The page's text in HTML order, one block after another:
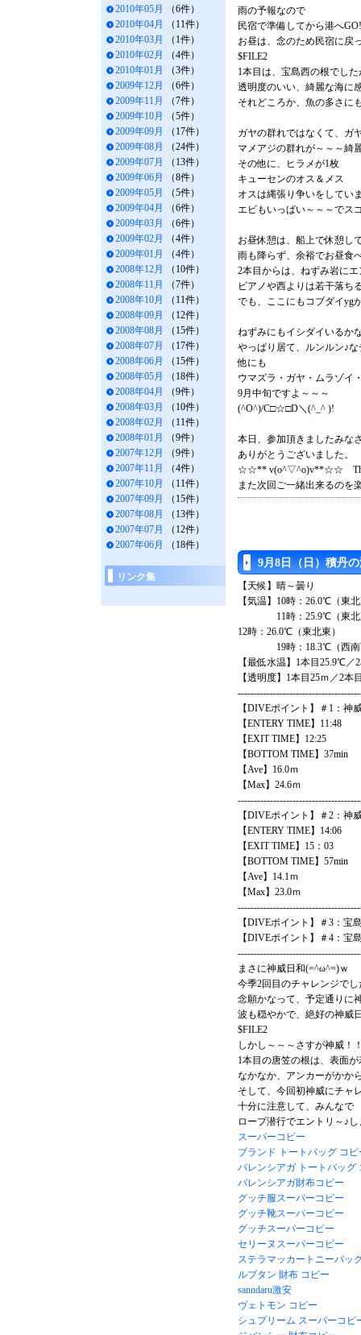
雨の予報なので
民宿で準備してから港へGO!
お昼は、念のため民宿に戻
$FILE2
1本目は、宝島西の根でした
透明度のいい、綺麗な海に
それどころか、魚の多さに
ガヤの群れではなくて、ガ
マメアジの群れが～～～綺
その他に、ヒラメが1枚
キューセンのオス＆メス
オスは縄張り争いをしてい
エビもいっぱい～～～でス
お昼休憩は、船上で休憩し
雨も降らず、余裕でお昼食
2本目からは、ねずみ岩に
ビアノや西よりは若干落ち
でも、ここにもコブダイyg
ねずみにもイシダイいるか
やっぱり居て、ルンルン♪
他にも
ウマズラ・ガヤ・ムラゾイ
9月中旬ですよ～～～
(^O^)/C□☆□D＼(^_^ )!
本日、参加頂きましたみな
ありがとうございました。
☆☆** v(o^▽^o)v**☆☆
また次回ご一緒出来るのを
9月8日（日）積丹
【天候】晴～曇り
【気温】10時：26.0℃（東
11時：25.9℃（東北
12時：26.0℃（東北東）
19時：18.3℃（西南
【最低水温】1本目25.9℃／
【透明度】1本目25ｍ／2本
【DIVEポイント】＃1：神
【ENTERY TIME】11:48
【EXIT TIME】12:25
【BOTTOM TIME】37min
【Ave】16.0ｍ
【Max】24.6ｍ
【DIVEポイント】＃2：神
【ENTERY TIME】14:06
【EXIT TIME】15：03
【BOTTOM TIME】57min
【Ave】14.1ｍ
【Max】23.0ｍ
【DIVEポイント】＃3：宝
【DIVEポイント】＃4：宝
まさに神威日和(=^ω^=)ｗ
今季2回目のチャレンジでし
念願かなって、予定通りに
波も穏やかで、絶好の神威
$FILE2
しかし～～～さすが神威！
1本目の唐笠の根は、表面
なかなか、アンカーがかか
そして、今回初神威にチャ
十分に注意して、みんなで
ロープ潜行でエントリ～♪
スーパーコピー
ブランド トートバッグ コピ
バレンシアガ トートバッグ
バレンシアガ財布コピー
グッチ服スーパーコピー
グッチ靴スーパーコピー
グッチスーパーコピー
セリーヌスーパーコピー
ステラマッカートニーバッ
ルブタン 財布 コピー
sanndaru激安
ヴェトモン コピー
シュプリーム スーパーコピ
2010年05月
（6件）
2010年04月
（11件）
2010年03月
（1件）
2010年02月
（4件）
2010年01月
（3件）
2009年12月
（6件）
2009年11月
（7件）
2009年10月
（5件）
2009年09月
（17件）
2009年08月
（24件）
2009年07月
（13件）
2009年06月
（8件）
2009年05月
（5件）
2009年04月
（6件）
2009年03月
（6件）
2009年02月
（4件）
2009年01月
（4件）
2008年12月
（10件）
2008年11月
（7件）
2008年10月
（11件）
2008年09月
（12件）
2008年08月
（15件）
2008年07月
（17件）
2008年06月
（15件）
2008年05月
（18件）
2008年04月
（9件）
2008年03月
（10件）
2008年02月
（11件）
2008年01月
（9件）
2007年12月
（9件）
2007年11月
（4件）
2007年10月
（11件）
2007年09月
（15件）
2007年08月
（13件）
2007年07月
（12件）
2007年06月
（18件）
リンク集